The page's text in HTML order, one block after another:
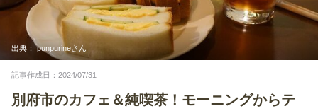
出典：punpurineさん
記事作成日：2024/07/31
別府市のカフェ＆純喫茶！モーニングからテ